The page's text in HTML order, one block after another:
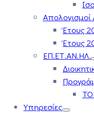
Έτους
Έτους
ΕΠ.ΕΤ.ΑΝ.ΗΛ.
Υπηρεσίες